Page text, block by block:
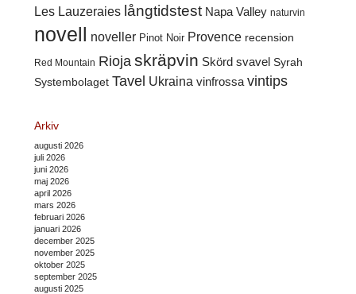
Les Lauzeraies långtidstest Napa Valley naturvin
novell noveller Pinot Noir Provence recension
Red Mountain Rioja skräpvin Skörd svavel Syrah
Systembolaget Tavel Ukraina vinfrossa vintips
Arkiv
augusti 2026
juli 2026
juni 2026
maj 2026
april 2026
mars 2026
februari 2026
januari 2026
december 2025
november 2025
oktober 2025
september 2025
augusti 2025